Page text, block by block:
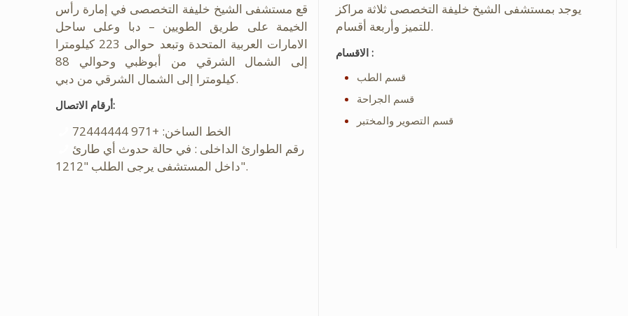
قع مستشفى الشيخ خليفة التخصصى في إمارة رأس
الخيمة على طريق الطويين – دبا وعلى ساحل
الامارات العربية المتحدة وتبعد حوالى 223 كيلومترا
إلى الشمال الشرقي من أبوظبي وحوالي 88
كيلومترا إلى الشمال الشرقي من دبي.
أرقام الاتصال:
الخط الساخن: +971 72444444
رقم الطوارئ الداخلى : في حالة حدوث أي طارئ
داخل المستشفى يرجى الطلب "1212".
يوجد بمستشفى الشيخ خليفة التخصصى ثلاثة مراكز
للتميز وأربعة أقسام.
الاقسام :
قسم الطب
قسم الجراحة
قسم التصوير والمختبر